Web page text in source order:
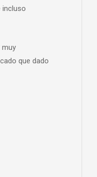
incluso
muy
que dado